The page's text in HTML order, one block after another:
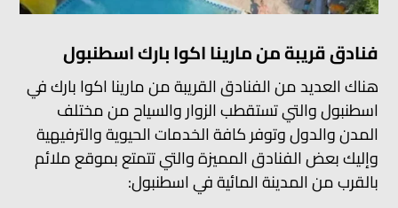
فنادق قريبة من مارينا اكوا بارك اسطنبول
هناك العديد من الفنادق القريبة من مارينا اكوا بارك في
اسطنبول والتي تستقطب الزوار والسياح من مختلف
المدن والدول وتوفر كافة الخدمات الحيوية والترفيهية
وإليك بعض الفنادق المميزة والتي تتمتع بموقع ملائم
بالقرب من المدينة المائية في اسطنبول: